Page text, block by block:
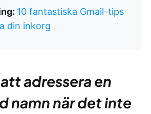
10 fantastiska Gmail-tips
din inkorg
adressera en
namn när det inte